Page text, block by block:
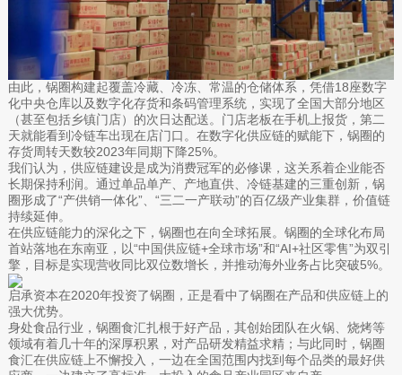
由此，锅圈构建起覆盖冷藏、冷冻、常温的仓储体系，凭借18座数字
化中央仓库以及数字化存货和条码管理系统，实现了全国大部分地区
（甚至包括乡镇门店）的次日达配送。门店老板在手机上报货，第二
天就能看到冷链车出现在店门口。在数字化供应链的赋能下，锅圈的
存货周转天数较2023年同期下降25%。
我们认为，供应链建设是成为消费冠军的必修课，这关系着企业能否
长期保持利润。通过单品单产、产地直供、冷链基建的三重创新，锅
圈形成了“产供销一体化”、“三二一产联动”的百亿级产业集群，价值链
持续延伸。
在供应链能力的深化之下，锅圈也在向全球拓展。锅圈的全球化布局
首站落地在东南亚，以“中国供应链+全球市场”和“AI+社区零售”为双引
擎，目标是实现营收同比双位数增长，并推动海外业务占比突破5%。
启承资本在2020年投资了锅圈，正是看中了锅圈在产品和供应链上的
强大优势。
身处食品行业，锅圈食汇扎根于好产品，其创始团队在火锅、烧烤等
领域有着几十年的深厚积累，对产品研发精益求精；与此同时，锅圈
食汇在供应链上不懈投入，一边在全国范围内找到每个品类的最好供